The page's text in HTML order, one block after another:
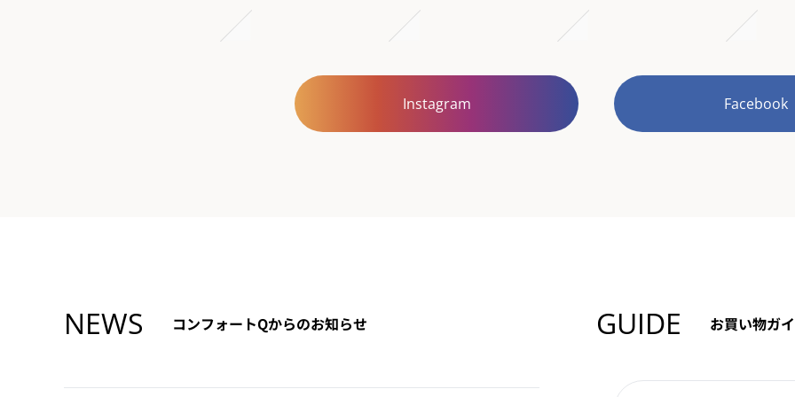
Instagram Facebook
NEWS コンフォートQからのお知らせ GUIDE お買い物ガ